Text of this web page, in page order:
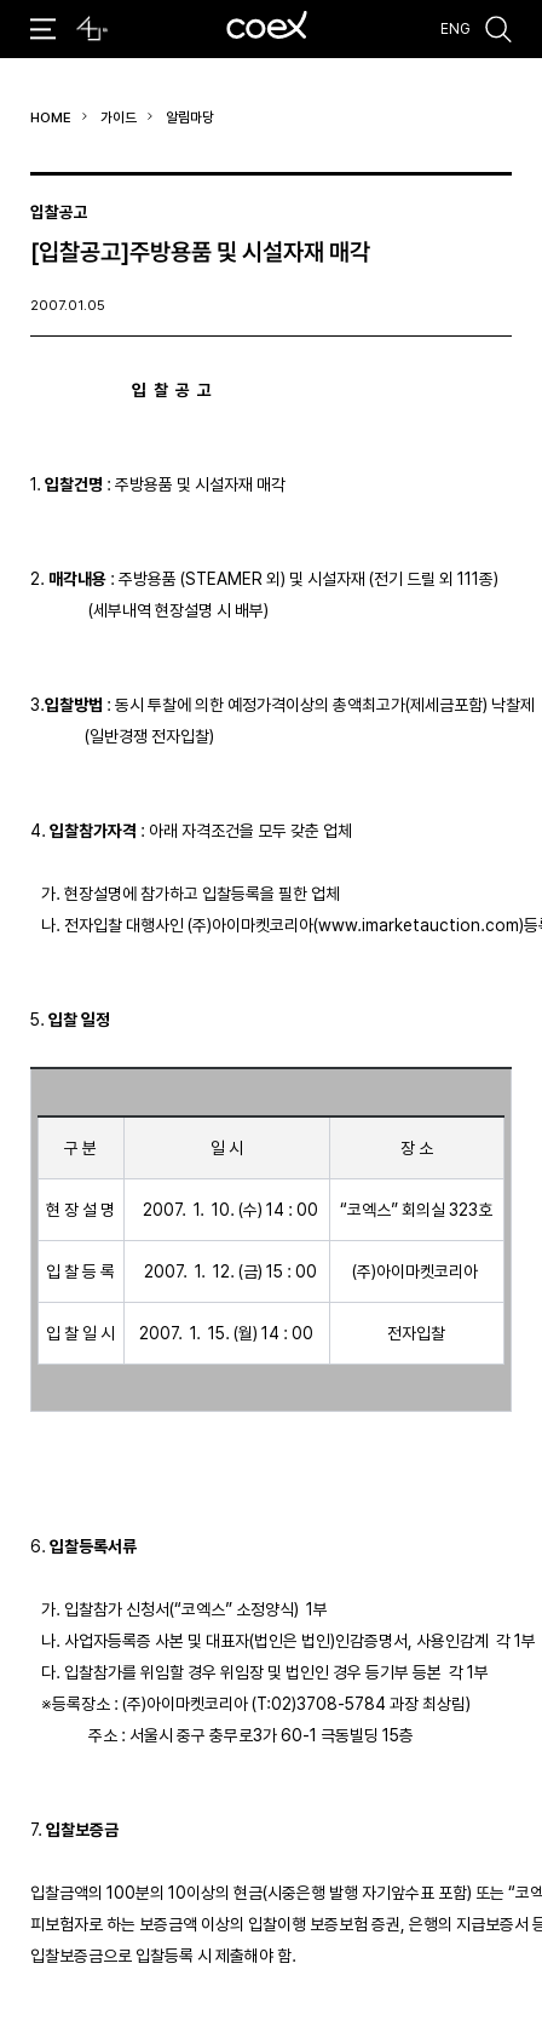
#코엑스 전시 #행사
ENG
HOME 가이드 알림마당
입찰공고
[입찰공고]주방용품 및 시설자재 매각
2007.01.05
입  찰  공  고
1. 입찰건명 : 주방용품 및 시설자재 매각
2. 매각내용 : 주방용품 (STEAMER 외) 및 시설자재 (전기 드릴 외 111종)
                (세부내역 현장설명 시 배부)
3.입찰방법 : 동시 투찰에 의한 예정가격이상의 총액최고가(제세금포함) 낙찰제
               (일반경쟁 전자입찰)
4. 입찰참가자격 : 아래 자격조건을 모두 갖춘 업체
   가. 현장설명에 참가하고 입찰등록을 필한 업체
나. 전자입찰 대행사인 (주)아이마켓코리아(www.imarketauction.com)등
5. 입찰 일정
구 분 일 시 장 소
현 장 설 명
  2007.  1.  10. (수) 14 : 00
“코엑스” 회의실 323호
입 찰 등 록
  2007.  1.  12. (금) 15 : 00
(주)아이마켓코리아
입 찰 일 시 2007.  1.  15. (월) 14 : 00 전자입찰
6. 입찰등록서류
   가. 입찰참가 신청서(“코엑스” 소정양식)  1부
   나. 사업자등록증 사본 및 대표자(법인은 법인)인감증명서, 사용인감계  각 1부
   다. 입찰참가를 위임할 경우 위임장 및 법인인 경우 등기부 등본  각 1부
   ※등록장소 : (주)아이마켓코리아 (T:02)3708-5784 과장 최상림)
                주소 : 서울시 중구 충무로3가 60-1 극동빌딩 15층
7. 입찰보증금
입찰금액의 100분의 10이상의 현금(시중은행 발행 자기앞수표 포함) 또는 “코
피보험자로 하는 보증금액 이상의 입찰이행 보증보험 증권, 은행의 지급보증서
입찰보증금으로 입찰등록 시 제출해야 함.